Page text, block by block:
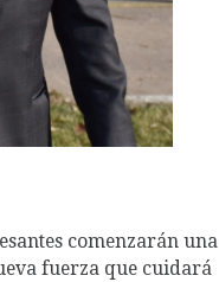
comenzarán una
fuerza que cuidará